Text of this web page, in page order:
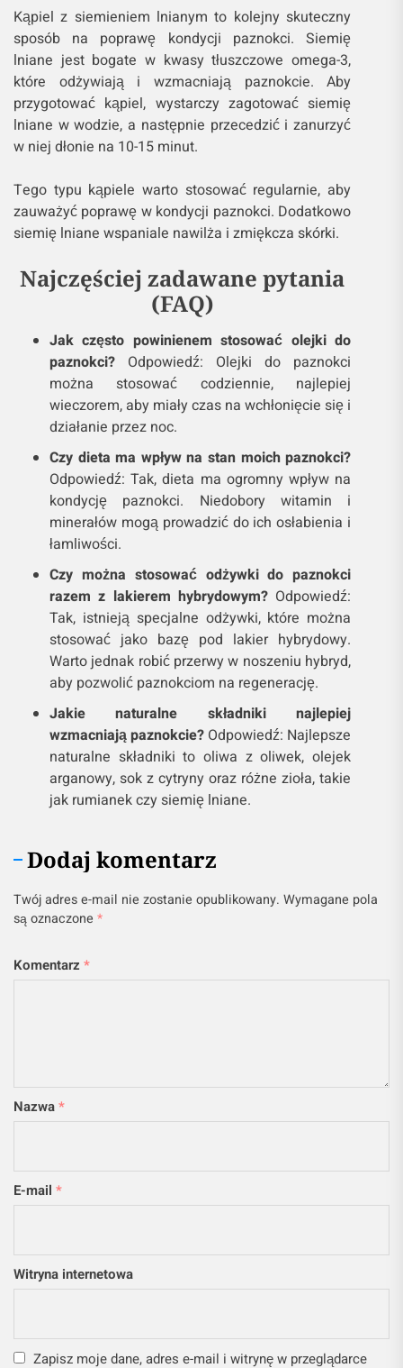
Kąpiel z siemieniem lnianym to kolejny skuteczny
sposób na poprawę kondycji paznokci. Siemię
lniane jest bogate w kwasy tłuszczowe omega-3,
które odżywiają i wzmacniają paznokcie. Aby
przygotować kąpiel, wystarczy zagotować siemię
lniane w wodzie, a następnie przecedzić i zanurzyć
w niej dłonie na 10-15 minut.
Tego typu kąpiele warto stosować regularnie, aby
zauważyć poprawę w kondycji paznokci. Dodatkowo
siemię lniane wspaniale nawilża i zmiękcza skórki.
Najczęściej zadawane pytania
(FAQ)
Jak często powinienem stosować olejki do
paznokci? Odpowiedź: Olejki do paznokci
można stosować codziennie, najlepiej
wieczorem, aby miały czas na wchłonięcie się i
działanie przez noc.
Czy dieta ma wpływ na stan moich paznokci?
Odpowiedź: Tak, dieta ma ogromny wpływ na
kondycję paznokci. Niedobory witamin i
minerałów mogą prowadzić do ich osłabienia i
łamliwości.
Czy można stosować odżywki do paznokci
razem z lakierem hybrydowym?Odpowiedź:
Tak, istnieją specjalne odżywki, które można
stosować jako bazę pod lakier hybrydowy.
Warto jednak robić przerwy w noszeniu hybryd,
aby pozwolić paznokciom na regenerację.
Jakie naturalne składniki najlepiej
wzmacniają paznokcie? Odpowiedź: Najlepsze
naturalne składniki to oliwa z oliwek, olejek
arganowy, sok z cytryny oraz różne zioła, takie
jak rumianek czy siemię lniane.
Dodaj komentarz
Twój adres e-mail nie zostanie opublikowany. Wymagane pola
są oznaczone *
Komentarz *
Nazwa*
E-mail *
Witryna internetowa
Zapisz moje dane, adres e-mail i witrynę w przeglądarce